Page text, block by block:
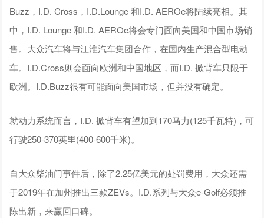
Buzz，I.D. Cross，I.D.Lounge 和I.D. AEROe将陆续亮相。其
中，I.D. Lounge 和I.D. AEROe将会专门面向美国和中国市场销
售。大众汽车将与江淮汽车集团合作，在国内生产混合型电动
车。I.D.Cross则会面向欧洲和中国地区，而I.D. 掀背车只限于
欧洲。I.D.Buzz很有可能面向美国市场，但并没有确定。
就动力系统而言，I.D. 掀背车有望加到170马力(125千瓦特)，可
行驶250-370英里(400-600千米)。
自大众柴油门事件后，除了2.25亿美元的处罚费用，大众还需
于2019年在加州推出三款ZEVs。I.D.系列与大众e-Golf必须推
陈出新，来赢回口碑。